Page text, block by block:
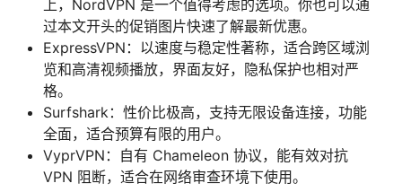
上，NordVPN 是一个值得考虑的选项。你也可以通
过本文开头的促销图片快速了解最新优惠。
ExpressVPN：以速度与稳定性著称，适合跨区域浏
览和高清视频播放，界面友好，隐私保护也相对严
格。
Surfshark：性价比极高，支持无限设备连接，功能
全面，适合预算有限的用户。
VyprVPN：自有 Chameleon 协议，能有效对抗
VPN 阻断，适合在网络审查环境下使用。